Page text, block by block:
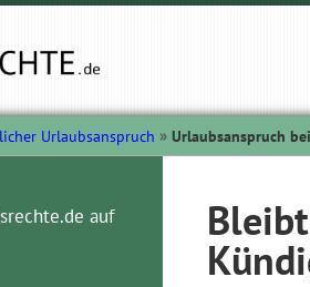
Urlaubsanspruch Urlaubsanspruch
auf